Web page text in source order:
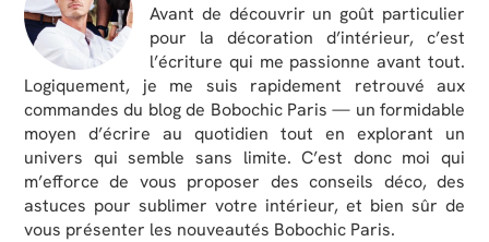
Avant de découvrir un goût particulier
pour la décoration d’intérieur, c’est
l’écriture qui me passionne avant tout.
Logiquement, je me suis rapidement retrouvé aux
commandes du blog de Bobochic Paris — un formidable
moyen d’écrire au quotidien tout en explorant un
univers qui semble sans limite. C’est donc moi qui
m’efforce de vous proposer des conseils déco, des
astuces pour sublimer votre intérieur, et bien sûr de
vous présenter les nouveautés Bobochic Paris.